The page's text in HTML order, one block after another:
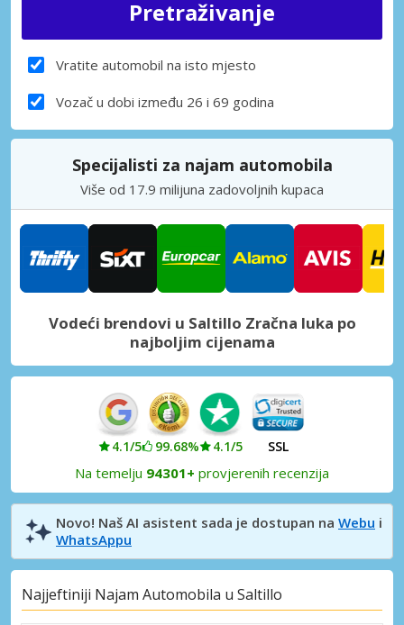
Vratite automobil na isto mjesto
Vozač u dobi između 26 i 69 godina
Specijalisti za najam automobila
Više od 17.9 milijuna zadovoljnih kupaca
Vodeći brendovi u Saltillo Zračna luka po
najboljim cijenama
4.1/5 99.68% 4.1/5 SSL
Na temelju 94301+ provjerenih recenzija
Novo! Naš AI asistent sada je dostupan na Webu i
WhatsAppu
Najjeftiniji Najam Automobila u Saltillo